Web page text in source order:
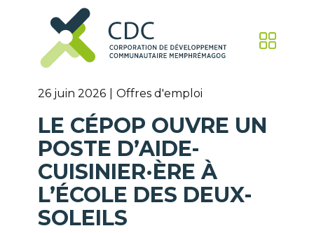
26 juin 2026 Offres d'emploi
LE CÉPOP OUVRE UN
POSTE D’AIDE-
CUISINIER·ÈRE À
L’ÉCOLE DES DEUX-
SOLEILS